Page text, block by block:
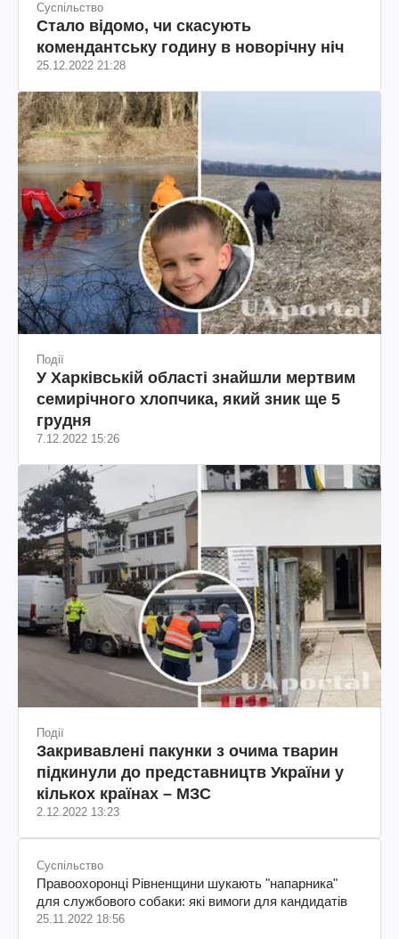
Суспільство
Стало відомо, чи скасують
комендантську годину в новорічну ніч
25.12.2022 21:28
Події
У Харківській області знайшли мертвим
семирічного хлопчика, який зник ще 5
грудня
7.12.2022 15:26
Події
Закривавлені пакунки з очима тварин
підкинули до представництв України у
кількох країнах – МЗС
2.12.2022 13:23
Суспільство
Правоохоронці Рівненщини шукають "напарника"
для службового собаки: які вимоги для кандидатів
25.11.2022 18:56